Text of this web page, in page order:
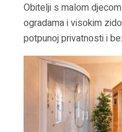
Obitelji s malom
ogradama i visokim
potpunoj privatnosti i